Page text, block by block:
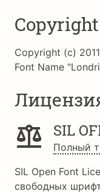
Copyright
Copyright (c)
Font Name
SIL
Полный
SIL Open Font
свободных